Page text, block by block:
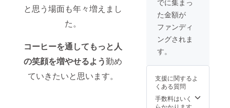
と思う場面も年々増えまし
た。
コーヒーを通してもっと人
の笑顔を増やせるよう勤め
ていきたいと思います。
はふっ
くら、
裏糸の
パイル
は通常
よりも
込み重
厚感あ
る生地
でどこ
かクラ
ま
す。
※この商
品券の
お取り
つり銭
し出来
きませ
ん。
でに集まっ
た金額が
ファンディ
ングされま
す。
支援に関するよ
くある質問
手数料はいく
らかかります